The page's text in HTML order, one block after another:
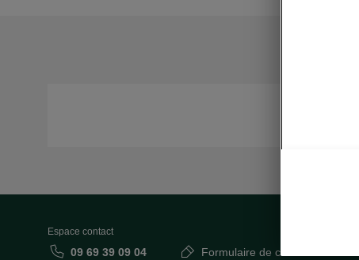
Espace contact
09 69 39 09 04 Formulaire de contact